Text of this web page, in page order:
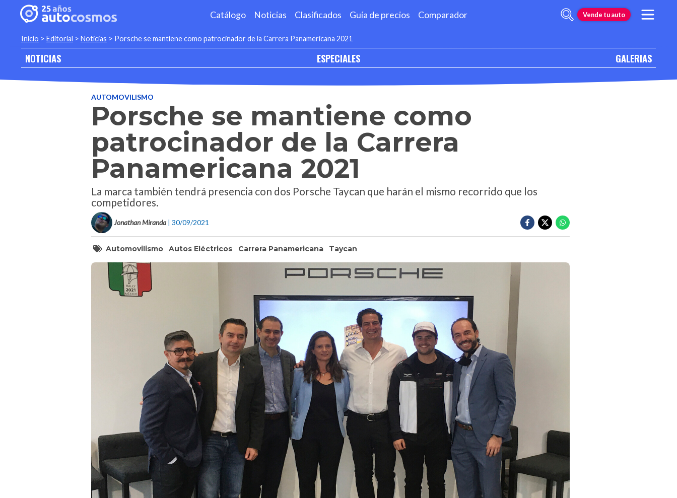
Catálogo Noticias Clasificados Guía de precios Comparador Vende tu auto
Inicio > Editorial > Noticias > Porsche se mantiene como patrocinador de la Carrera Panamericana 2021
NOTICIAS ESPECIALES GALERIAS
AUTOMOVILISMO
Porsche se mantiene como
patrocinador de la Carrera
Panamericana 2021
La marca también tendrá presencia con dos Porsche Taycan que harán el mismo recorrido que los
competidores.
Jonathan Miranda | 30/09/2021
Automovilismo Autos Eléctricos Carrera Panamericana Taycan